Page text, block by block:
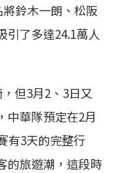
鈴木一朗、松阪
引了多達24.1萬人
但3月2、3日又
中華隊預定在2月
有3天的完整行
的旅遊潮，這段時